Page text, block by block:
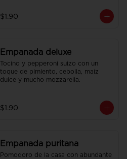
$1.90
Empanada deluxe
Tocino y pepperoni suizo con un
toque de pimiento, cebolla, maíz
dulce y mucho mozzarella.
$1.90
Empanada puritana
Pomodoro de la casa con abundante